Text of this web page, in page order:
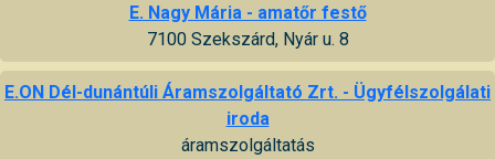
E. Nagy Mária - amatőr festő
7100 Szekszárd, Nyár u. 8
E.ON Dél-dunántúli Áramszolgáltató Zrt. - Ügyfélszolgálati
iroda
áramszolgáltatás